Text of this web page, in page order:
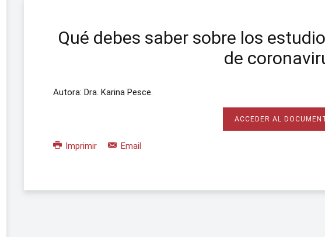
Qué debes saber sobre los
de
Autora: Dra. Karina Pesce.
ACCEDER AL
Imprimir Email